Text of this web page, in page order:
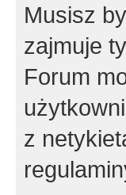
Musisz
zajmuje
Forum
z